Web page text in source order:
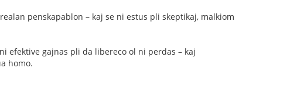
penskapablon – kaj se ni estus pli skeptikaj, malkiom
efektive gajnas pli da libereco ol ni perdas – kaj
homo.